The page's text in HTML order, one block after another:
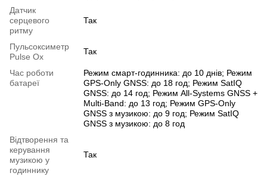
Датчик
серцевого
ритму
Так
Пульсоксиметр
Pulse Ox
Так
Час роботи
батареї
Режим смарт-годинника: до 10 днів; Режим
GPS-Only GNSS: до 18 год; Режим SatIQ
GNSS: до 14 год; Режим All-Systems GNSS +
Multi-Band: до 13 год; Режим GPS-Only
GNSS з музикою: до 9 год; Режим SatIQ
GNSS з музикою: до 8 год
Відтворення та
керування
музикою у
годиннику
Так